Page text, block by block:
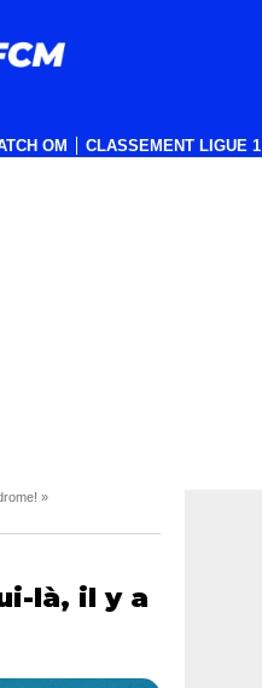
OM CLASSEMENT LIGUE 1
»
là, il y a